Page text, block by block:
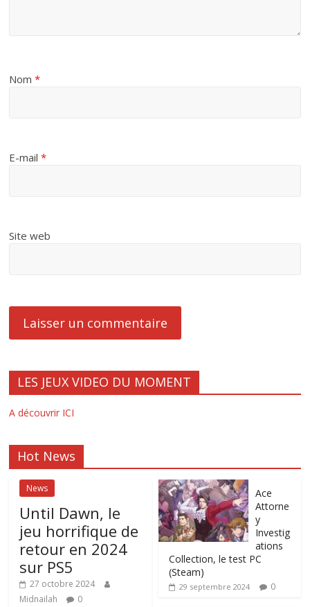
Nom*
E-mail*
Site web
LES JEUX VIDEO DU MOMENT
A découvrir ICI
Hot News
News
Until Dawn, le
jeu horrifique de
retour en 2024
sur PS5
27 octobre 2024
Midnailah
0
Ace
Attorne
y
Investig
ations
Collection, le test PC
(Steam)
29 septembre 2024 0